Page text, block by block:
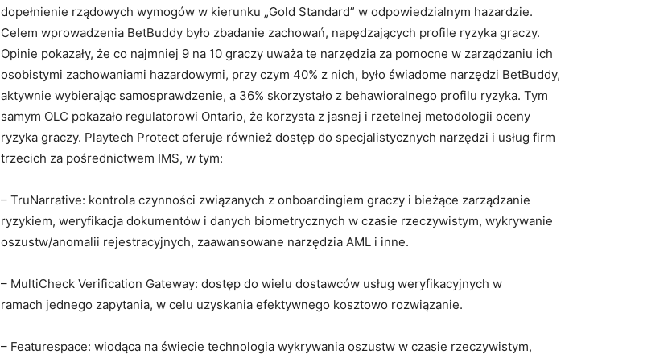
dopełnienie rządowych wymogów w kierunku „Gold Standard” w odpowiedzialnym hazardzie.
Celem wprowadzenia BetBuddy było zbadanie zachowań, napędzających profile ryzyka graczy.
Opinie pokazały, że co najmniej 9 na 10 graczy uważa te narzędzia za pomocne w zarządzaniu ich
osobistymi zachowaniami hazardowymi, przy czym 40% z nich, było świadome narzędzi BetBuddy,
aktywnie wybierając samosprawdzenie, a 36% skorzystało z behawioralnego profilu ryzyka. Tym
samym OLC pokazało regulatorowi Ontario, że korzysta z jasnej i rzetelnej metodologii oceny
ryzyka graczy. Playtech Protect oferuje również dostęp do specjalistycznych narzędzi i usług firm
trzecich za pośrednictwem IMS, w tym:
– TruNarrative: kontrola czynności związanych z onboardingiem graczy i bieżące zarządzanie
ryzykiem, weryfikacja dokumentów i danych biometrycznych w czasie rzeczywistym, wykrywanie
oszustw/anomalii rejestracyjnych, zaawansowane narzędzia AML i inne.
– MultiCheck Verification Gateway: dostęp do wielu dostawców usług weryfikacyjnych w
ramach jednego zapytania, w celu uzyskania efektywnego kosztowo rozwiązanie.
– Featurespace: wiodąca na świecie technologia wykrywania oszustw w czasie rzeczywistym,